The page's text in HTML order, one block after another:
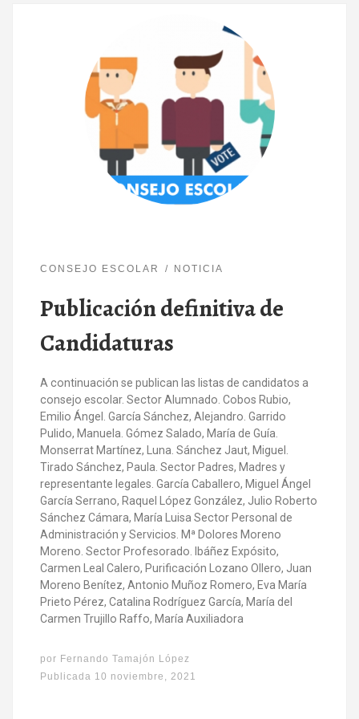
CONSEJO ESCOLAR NOTICIA
Publicación definitiva de
Candidaturas
A continuación se publican las listas de candidatos a
consejo escolar. Sector Alumnado. Cobos Rubio,
Emilio Ángel. García Sánchez, Alejandro. Garrido
Pulido, Manuela. Gómez Salado, María de Guía.
Monserrat Martínez, Luna. Sánchez Jaut, Miguel.
Tirado Sánchez, Paula. Sector Padres, Madres y
representante legales. García Caballero, Miguel Ángel
García Serrano, Raquel López González, Julio Roberto
Sánchez Cámara, María Luisa Sector Personal de
Administración y Servicios. Mª Dolores Moreno
Moreno. Sector Profesorado. Ibáñez Expósito,
Carmen Leal Calero, Purificación Lozano Ollero, Juan
Moreno Benítez, Antonio Muñoz Romero, Eva María
Prieto Pérez, Catalina Rodríguez García, María del
Carmen Trujillo Raffo, María Auxiliadora
por Fernando Tamajón López
Publicada 10 noviembre, 2021